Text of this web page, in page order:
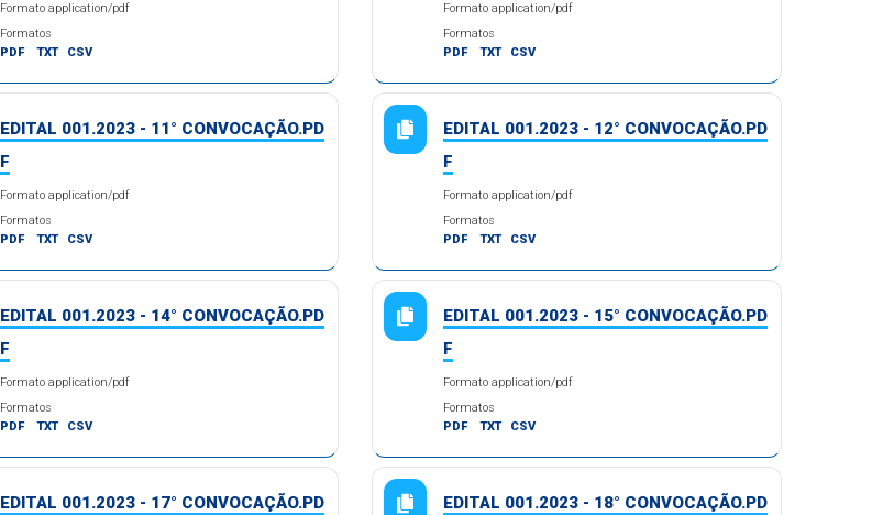
Formato application/pdf
Formatos
PDF
TXT CSV
Formato application/pdf
Formatos
PDF
TXT CSV
EDITAL 001.2023 - 11° CONVOCAÇÃO.PD
F
Formato application/pdf
Formatos
PDF
TXT CSV
EDITAL 001.2023 - 12° CONVOCAÇÃO.PD
F
Formato application/pdf
Formatos
PDF
TXT CSV
EDITAL 001.2023 - 14° CONVOCAÇÃO.PD
F
Formato application/pdf
Formatos
PDF
TXT CSV
EDITAL 001.2023 - 15° CONVOCAÇÃO.PD
F
Formato application/pdf
Formatos
PDF
TXT CSV
EDITAL 001.2023 - 17° CONVOCAÇÃO.PD
EDITAL 001.2023 - 18° CONVOCAÇÃO.PD